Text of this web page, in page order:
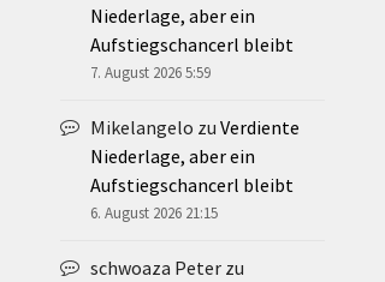
Niederlage, aber ein
Aufstiegschancerl bleibt
7. August 2026 5:59
Mikelangelo zu Verdiente
Niederlage, aber ein
Aufstiegschancerl bleibt
6. August 2026 21:15
schwoaza Peter zu